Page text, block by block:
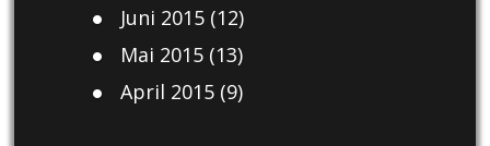
Juni 2015(12)
Mai 2015(13)
April 2015(9)